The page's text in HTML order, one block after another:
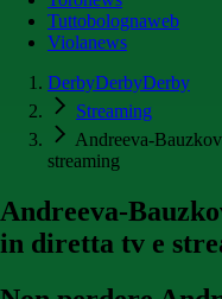
Tuttobolognaweb
Violanews
DerbyDerbyDerby
Streaming
Andreeva-
streaming
Andreeva-
in diretta tv e